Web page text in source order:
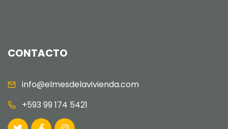
CONTACTO
info@elmesdelavivienda.com
+593 99 174 5421